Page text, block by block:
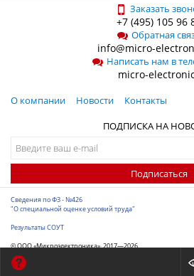
Заказать
+7 (495) 105 96
Обратная
info@micro-
Написать нам в
micro-
О компании Новости
Контакты
ПОДПИСКА НА
Подписаться
Сведения по ФЗ - №426
"О специальной оценке условий труда"
Результаты СОУТ
© ООО «Микроэлектроника», 2017—2026
Разработка сайта